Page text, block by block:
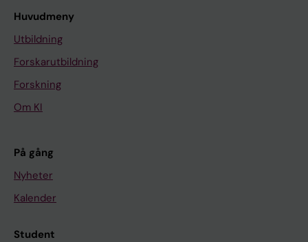
Huvudmeny
Utbildning
Forskarutbildning
Forskning
Om KI
På gång
Nyheter
Kalender
Student